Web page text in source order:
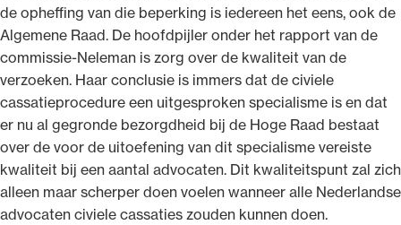
de opheffing van die beperking is iedereen het eens, ook de
Algemene Raad. De hoofdpijler onder het rapport van de
commissie-Neleman is zorg over de kwaliteit van de
verzoeken. Haar conclusie is immers dat de civiele
cassatieprocedure een uitgesproken specialisme is en dat
er nu al gegronde bezorgdheid bij de Hoge Raad bestaat
over de voor de uitoefening van dit specialisme vereiste
kwaliteit bij een aantal advocaten. Dit kwaliteitspunt zal zich
alleen maar scherper doen voelen wanneer alle Nederlandse
advocaten civiele cassaties zouden kunnen doen.